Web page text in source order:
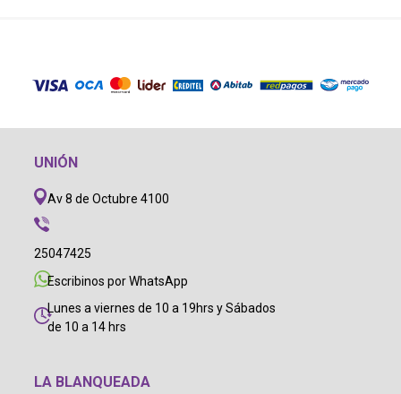
UNIÓN
Av 8 de Octubre 4100
25047425
Escribinos por WhatsApp
Lunes a viernes de 10 a 19hrs y Sábados
de 10 a 14 hrs
LA BLANQUEADA